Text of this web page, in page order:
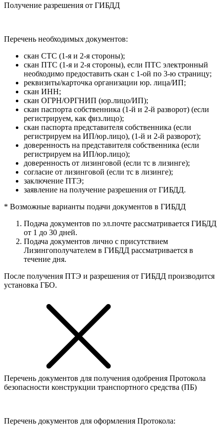
Получение разрешения от ГИБДД
Перечень необходимых документов:
скан СТС (1-я и 2-я стороны);
скан ПТС (1-я и 2-я стороны), если ПТС электронный
необходимо предоставить скан с 1-ой по 3-ю страницу;
реквизиты/карточка организации юр. лица/ИП;
скан ИНН;
скан ОГРН/ОРГНИП (юр.лицо/ИП);
скан паспорта собственника (1-й и 2-й разворот) (если
регистрируем, как физ.лицо);
скан паспорта представителя собственника (если
регистрируем на ИП/юр.лицо), (1-й и 2-й разворот);
доверенность на представителя собственника (если
регистрируем на ИП/юр.лицо);
доверенность от лизинговой (если тс в лизинге);
согласие от лизинговой (если тс в лизинге);
заключение ПТЭ;
заявление на получение разрешения от ГИБДД.
* Возможные варианты подачи документов в ГИБДД
Подача документов по эл.почте рассматривается ГИБДД
от 1 до 30 дней.
Подача документов лично с присутствием
Лизингополучателем в ГИБДД рассматривается в
течение дня.
После получения ПТЭ и разрешения от ГИБДД производится
установка ГБО.
Перечень документов для получения одобрения Протокола
безопасности конструкции транспортного средства (ПБ)
Перечень документов для оформления Протокола: